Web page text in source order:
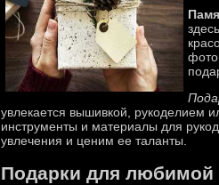
увлекается вышивкой, рукоделием
инструменты и материалы для
увлечения и ценим ее таланты.
Подарки для любимой